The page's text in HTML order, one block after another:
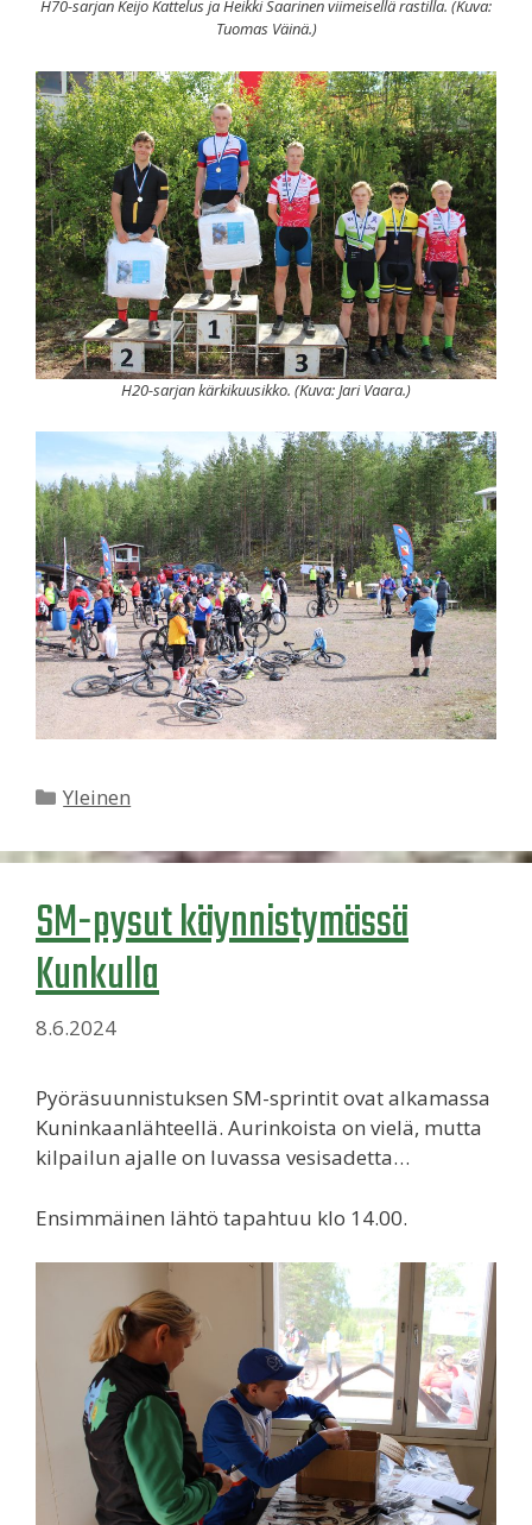
H70-sarjan Keijo Kattelus ja Heikki Saarinen viimeisellä rastilla. (Kuva:
Tuomas Väinä.)
H20-sarjan kärkikuusikko. (Kuva: Jari Vaara.)
Kategoriat
Yleinen
SM-pysut käynnistymässä
Kunkulla
8.6.2024
Pyöräsuunnistuksen SM-sprintit ovat alkamassa
Kuninkaanlähteellä. Aurinkoista on vielä, mutta
kilpailun ajalle on luvassa vesisadetta…
Ensimmäinen lähtö tapahtuu klo 14.00.